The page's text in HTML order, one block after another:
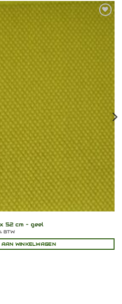
Toevoegen
aan
verlanglijst
52 cm – geel
BTW
AAN WINKELWAGEN